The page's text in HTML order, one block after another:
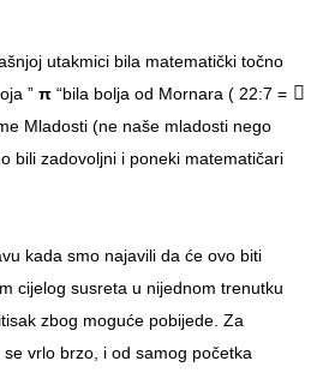
utakmici bila matematički točno
”π “bila bolja od Mornara ( 22:7 =
Mladosti (ne naše mladosti nego
bili zadovoljni i poneki matematičari
kada smo najavili da će ovo biti
cijelog susreta u nijednom trenutku
zbog moguće pobijede. Za
vrlo brzo, i od samog početka